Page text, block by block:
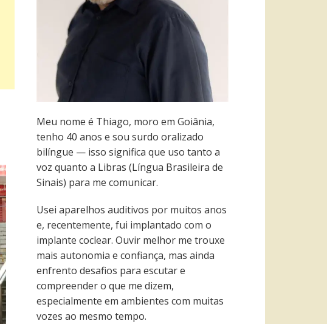
Meu nome é Thiago, moro em Goiânia,
tenho 40 anos e sou surdo oralizado
bilíngue — isso significa que uso tanto a
voz quanto a Libras (Língua Brasileira de
Sinais) para me comunicar.
Usei aparelhos auditivos por muitos anos
e, recentemente, fui implantado com o
implante coclear. Ouvir melhor me trouxe
mais autonomia e confiança, mas ainda
enfrento desafios para escutar e
compreender o que me dizem,
especialmente em ambientes com muitas
vozes ao mesmo tempo.